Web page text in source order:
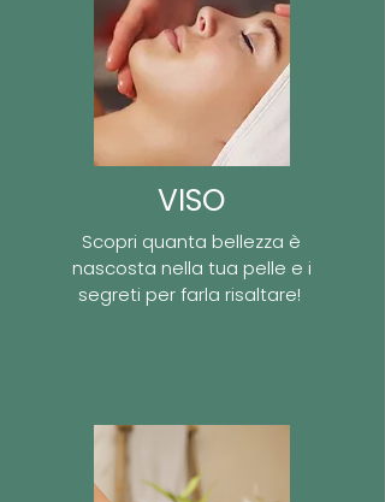
VISO
Scopri quanta bellezza è
nascosta nella tua pelle e i
segreti per farla risaltare!